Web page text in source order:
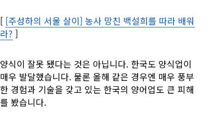
[ [주성하의 서울 살이] 농사 망친 백설희를 따라 배워
라? Opens in new window
]
양식이 잘못 됐다는 것은 아닙니다. 한국도 양식업이
매우 발달했습니다. 물론 올해 같은 경우엔 매우 풍부
한 경험과 기술을 갖고 있는 한국의 양어업도 큰 피해
를 봤습니다.